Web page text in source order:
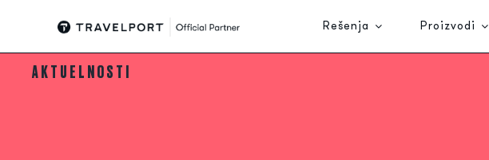
content
Rešenja Proizvodi
AKTUELNOSTI